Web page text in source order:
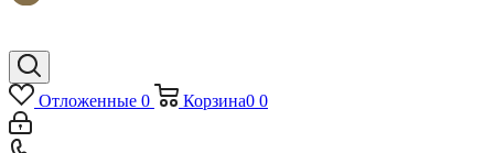
Отложенные 0 Корзина0 0